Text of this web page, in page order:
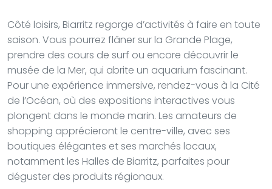
Côté loisirs, Biarritz regorge d’activités à faire en toute
saison. Vous pourrez flâner sur la Grande Plage,
prendre des cours de surf ou encore découvrir le
musée de la Mer, qui abrite un aquarium fascinant.
Pour une expérience immersive, rendez-vous à la Cité
de l’Océan, où des expositions interactives vous
plongent dans le monde marin. Les amateurs de
shopping apprécieront le centre-ville, avec ses
boutiques élégantes et ses marchés locaux,
notamment les Halles de Biarritz, parfaites pour
déguster des produits régionaux.